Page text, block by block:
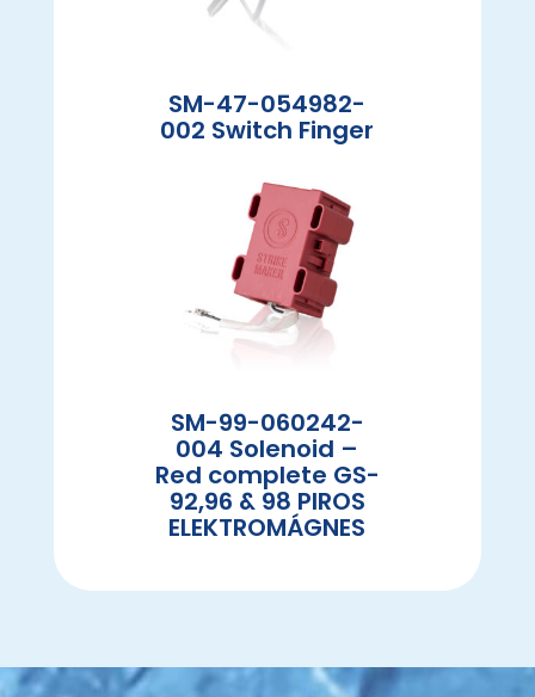
SM-47-054982-
002 Switch Finger
SM-99-060242-
004 Solenoid –
Red complete GS-
92,96 & 98 PIROS
ELEKTROMÁGNES